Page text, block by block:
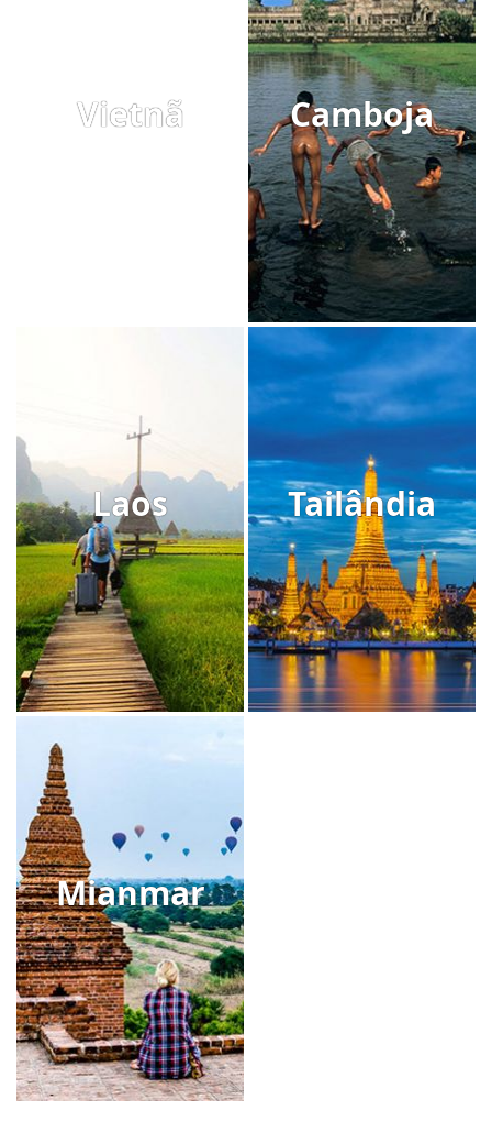
Vietnã Camboja
Laos Tailândia
Mianmar